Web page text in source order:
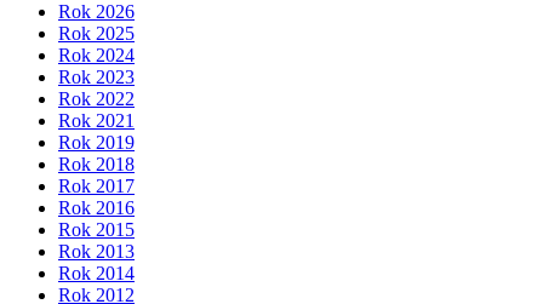
Rok 2026
Rok 2025
Rok 2024
Rok 2023
Rok 2022
Rok 2021
Rok 2019
Rok 2018
Rok 2017
Rok 2016
Rok 2015
Rok 2013
Rok 2014
Rok 2012